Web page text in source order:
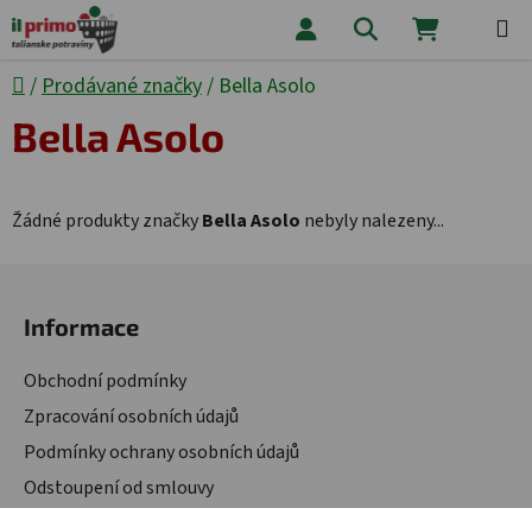
Přejít na obsah Hledat
Domů
/ Prodávané značky/ Bella Asolo
Bella Asolo
Žádné produkty značkyBella Asolo nebyly nalezeny...
Informace
Obchodní podmínky
Zpracování osobních údajů
Podmínky ochrany osobních údajů
Odstoupení od smlouvy